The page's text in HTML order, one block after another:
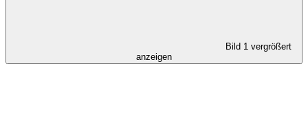
Bild 1 vergrößert
anzeigen